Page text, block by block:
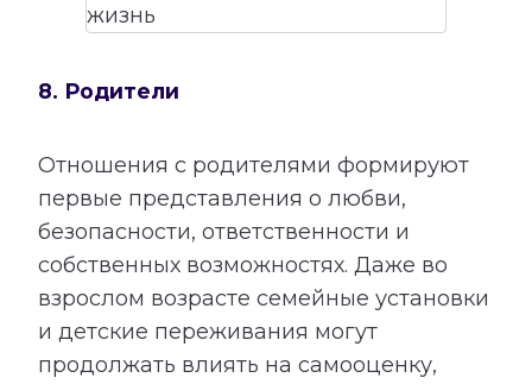
8. Родители
Отношения с родителями формируют
первые представления о любви,
безопасности, ответственности и
собственных возможностях. Даже во
взрослом возрасте семейные установки
и детские переживания могут
продолжать влиять на самооценку,